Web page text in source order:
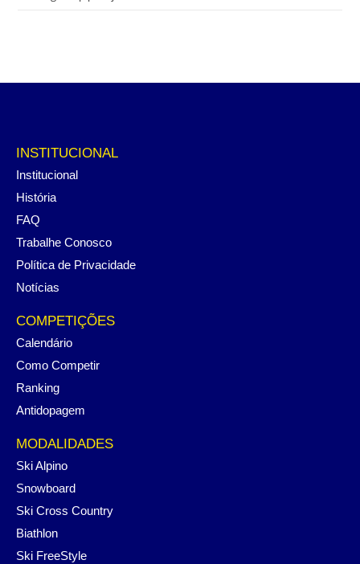
INSTITUCIONAL
Institucional
História
FAQ
Trabalhe Conosco
Política de Privacidade
Notícias
COMPETIÇÕES
Calendário
Como Competir
Ranking
Antidopagem
MODALIDADES
Ski Alpino
Snowboard
Ski Cross Country
Biathlon
Ski FreeStyle